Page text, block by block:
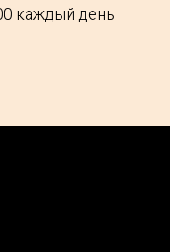
каждый день